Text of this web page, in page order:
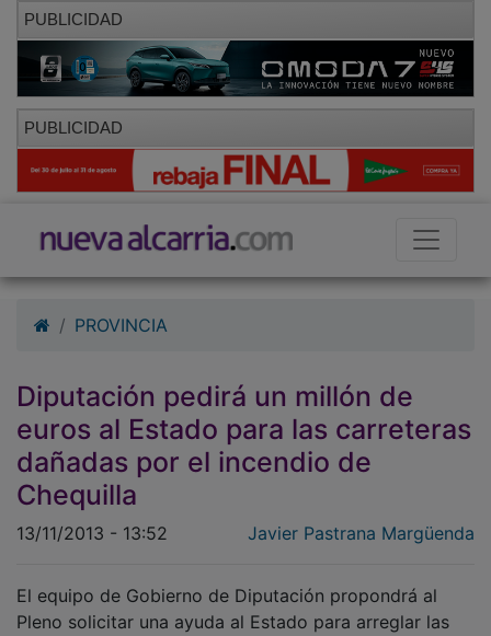
PUBLICIDAD
PUBLICIDAD
PROVINCIA
Diputación pedirá un millón de
euros al Estado para las carreteras
dañadas por el incendio de
Chequilla
13/11/2013 - 13:52 Javier Pastrana Margüenda
El equipo de Gobierno de Diputación propondrá al
Pleno solicitar una ayuda al Estado para arreglar las